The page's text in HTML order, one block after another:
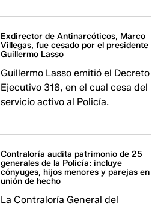
Exdirector de Antinarcóticos, Marco
Villegas, fue cesado por el presidente
Guillermo Lasso
Guillermo Lasso emitió el Decreto
Ejecutivo 318, en el cual cesa del
servicio activo al Policía.
Contraloría audita patrimonio de 25
generales de la Policía: incluye
cónyuges, hijos menores y parejas en
unión de hecho
La Contraloría General del